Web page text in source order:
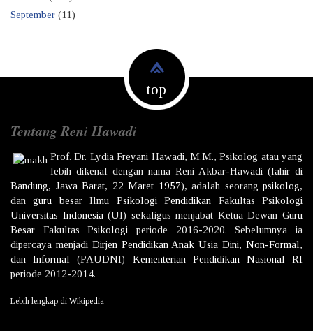
September (11)
top
Tentang Reni Hawadi
Prof. Dr. Lydia Freyani Hawadi, M.M., Psikolog atau yang
lebih dikenal dengan nama Reni Akbar-Hawadi (lahir di
Bandung, Jawa Barat, 22 Maret 1957), adalah seorang psikolog,
danguru besarIlmu Psikologi Pendidikan Fakultas Psikologi
Universitas Indonesia (UI) sekaligus menjabat Ketua DewanGuru
Besar FakultasPsikologi periode 2016-2020. Sebelumnya ia
dipercaya menjadi Dirjen Pendidikan Anak Usia Dini, Non-Formal,
dan Informal
(PAUDNI) Kementerian Pendidikan Nasional
RI
periode 2012-2014.
Lebih lengkap di Wikipedia